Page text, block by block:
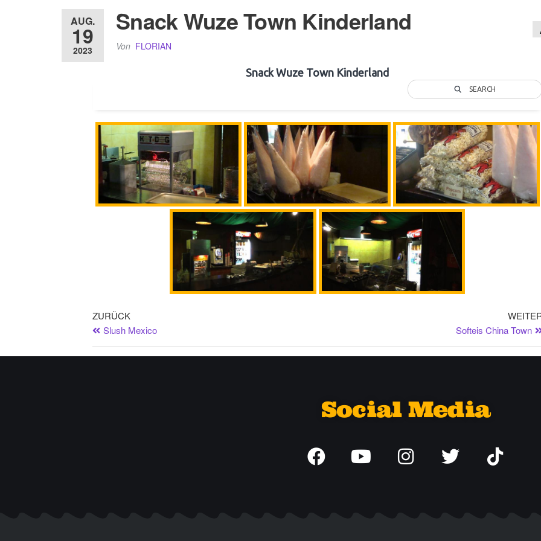
AUG.
19
2023
Snack Wuze Town Kinderland
Von FLORIAN
Snack Wuze Town Kinderland
SEARCH
ZURÜCK
Slush Mexico
Softeis China Town
Social Media